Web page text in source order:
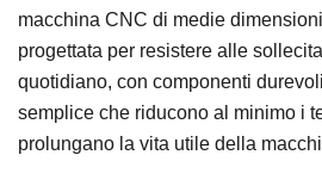
macchina CNC di medie
progettata per resistere alle
quotidiano, con componenti
semplice che riducono al minimo i
prolungano la vita utile della